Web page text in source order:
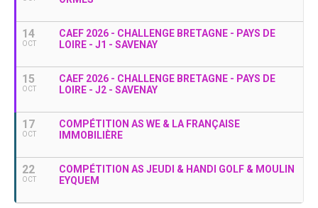
14
OCT
CAEF 2026 - CHALLENGE BRETAGNE - PAYS DE
LOIRE - J1 - SAVENAY
15
OCT
CAEF 2026 - CHALLENGE BRETAGNE - PAYS DE
LOIRE - J2 - SAVENAY
17
OCT
COMPÉTITION AS WE & LA FRANÇAISE
IMMOBILIÈRE
22
OCT
COMPÉTITION AS JEUDI & HANDI GOLF & MOULIN
EYQUEM